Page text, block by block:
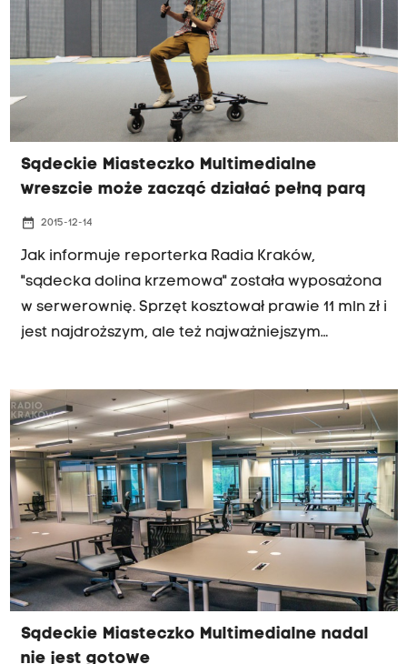
Sądeckie Miasteczko Multimedialne
wreszcie może zacząć działać pełną parą
date_range 2015-12-14
Jak informuje reporterka Radia Kraków,
"sądecka dolina krzemowa" została wyposażona
w serwerownię. Sprzęt kosztował prawie 11 mln zł i
jest najdroższym, ale też najważniejszym
telewizyjno-filmowe z największym greenboxem
w Polsce. Działają także laboratoria:
materializacji obiektów z drukarkami 3D,
animacji i efektów specjalnych, postprodukcji
oraz korekcji koloru oraz Motion Capture, które
służy do przechwytywania ruchu i mimiki twarzy.
Sądeckie Miasteczko Multimedialne nadal
nie jest gotowe